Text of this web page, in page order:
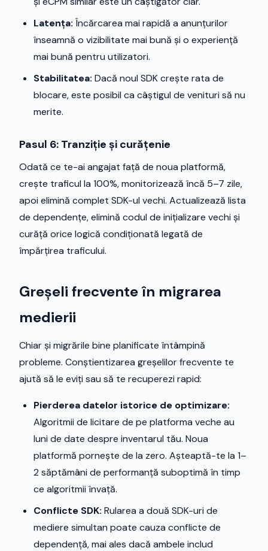
Latența: Încărcarea mai rapidă a anunțurilor
înseamnă o vizibilitate mai bună și o experiență
mai bună pentru utilizatori.
Stabilitatea: Dacă noul SDK crește rata de
blocare, este posibil ca câștigul de venituri să nu
merite.
Pasul 6: Tranziție și curățenie
Odată ce te-ai angajat față de noua platformă,
crește traficul la 100%, monitorizează încă 5–7 zile,
apoi elimină complet SDK-ul vechi. Actualizează lista
de dependențe, elimină codul de inițializare vechi și
curăță orice logică condiționată legată de
împărțirea traficului.
Greșeli frecvente în migrarea
medierii
Chiar și migrările bine planificate întâmpină
probleme. Conștientizarea greșelilor frecvente te
ajută să le eviți sau să te recuperezi rapid:
Pierderea datelor istorice de optimizare:
Algoritmii de licitare de pe platforma veche au
luni de date despre inventarul tău. Noua
platformă pornește de la zero. Așteaptă-te la 1–
2 săptămâni de performanță suboptimă în timp
ce algoritmii învață.
Conflicte SDK: Rularea a două SDK-uri de
mediere simultan poate cauza conflicte de
dependență, mai ales dacă ambele includ